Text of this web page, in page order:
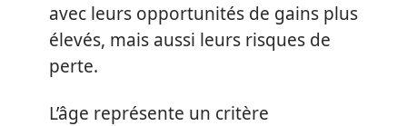
avec leurs opportunités de gains plus
élevés, mais aussi leurs risques de
perte.
L’âge représente un critère